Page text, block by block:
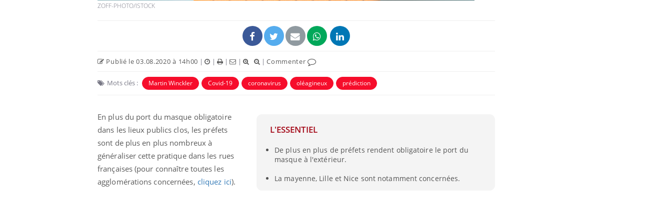
ZOFF-PHOTO/ISTOCK
Publié le 03.08.2020 à 14h00 | | | | |Commenter
Mots clés : Martin Winckler Covid-19 coronavirus oléagineux prédiction
L'ESSENTIEL
De plus en plus de préfets rendent obligatoire le port du
masque à l'extérieur.
La mayenne, Lille et Nice sont notamment concernées.
En plus du port du masque obligatoire
dans les lieux publics clos, les préfets
sont de plus en plus nombreux à
généraliser cette pratique dans les rues
françaises (pour connaître toutes les
agglomérations concernées, cliquez ici).